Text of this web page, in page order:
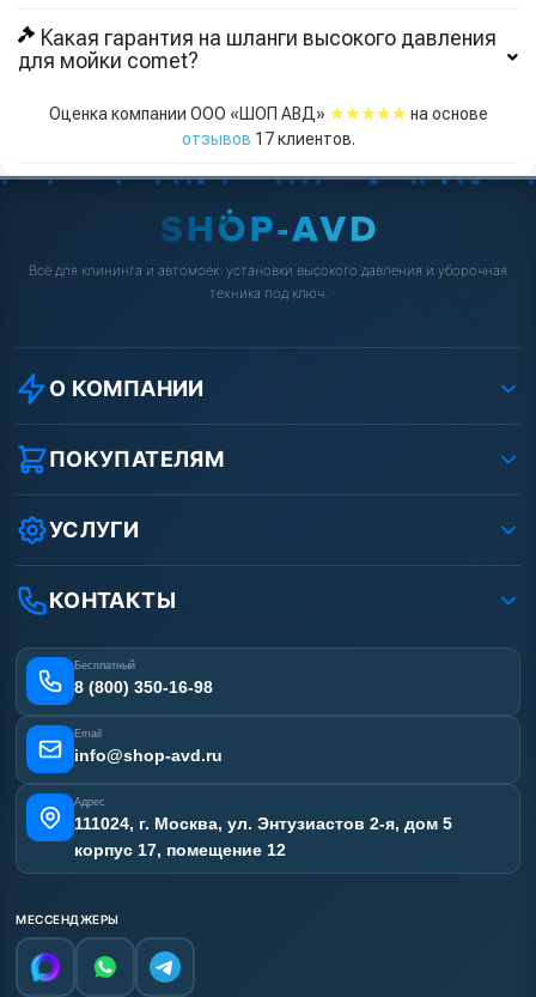
Какая гарантия на шланги высокого давления
для мойки comet?
Оценка компании ООО «ШОП АВД» ★★★★★ на основе
отзывов 17клиентов.
Всё для клининга и автомоек: установки высокого давления и уборочная
техника под ключ.
О КОМПАНИИ
О компании
Реквизиты ООО «Шоп АВД»
Защита данных клиента
Условия соглашения
Вакансии
Статьи
ПОКУПАТЕЛЯМ
Как заказать?
Оплата
Доставка
Лизинг
Получить скидку
УСЛУГИ
Услуги
Аренда АВД
Ремонт АВД
Сертификаты
Наши работы
Карта сайта
КОНТАКТЫ
Бесплатный
8 (800) 350-16-98
Email
info@shop-avd.ru
Адрес
111024, г. Москва, ул. Энтузиастов 2-я, дом 5
корпус 17, помещение 12
МЕССЕНДЖЕРЫ